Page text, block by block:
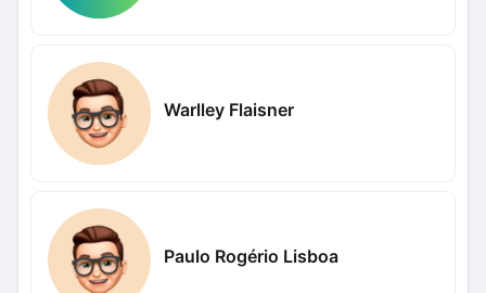
Warlley Flaisner
Paulo Rogério Lisboa